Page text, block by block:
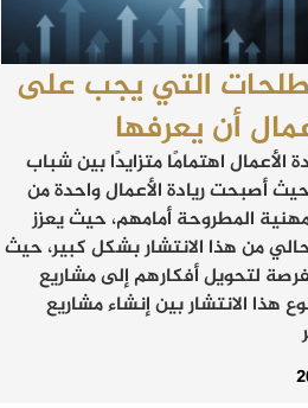
التي يجب على
أن يعرفها
الأعمال اهتمامًا متزايدًا بين شباب
أصبحت ريادة الأعمال واحدة من
المطروحة أمامهم، حيث يعزز
من هذا الانتشار بشكل كبير، حيث
لتحويل أفكارهم إلى مشاريع
هذا الانتشار بين إنشاء مشاريع